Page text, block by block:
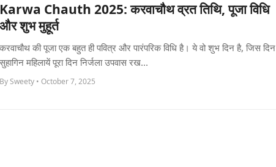
Karwa Chauth 2025: करवाचौथ व्रत तिथि, पूजा विधि
और शुभ मुहूर्त
करवाचौथ की पूजा एक बहुत ही पवित्र और पारंपरिक विधि है। ये वो शुभ दिन है, जिस दिन
सुहागिन महिलायें पूरा दिन निर्जला उपवास रख...
By Sweety • October 7, 2025